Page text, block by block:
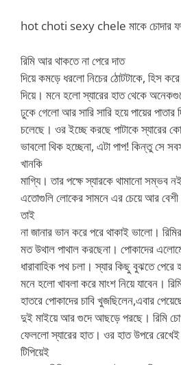
hot choti sexy chele মাকে চোদার
রিমি আর থাকতে না পেরে দাত
দিয়ে কমড়ে ধরলো নিচের ঠোটটাকে, হিস
দিয়ে। মনে হলো স্যারের হাত থেকে
ঢুকে গেলো আর সারি সারি হয়ে পায়ের
চলেছে। ওর ইচ্ছে করছে পাটাকে স্যারের
ভাবলো থিক হচ্ছেনা, এটা পাপ! কিন্তু সে
খানকি
মাগ্যি। তার পক্ষে স্যারকে থামানো সম্ভব
এতোগুলি লোকের সামনে এর চেয়ে আর
তাই
না জানার ভান করে পরে থাকাই ভালো।
মত উথাল পাথাল করছেনা। পোকাদের
ধারাবাহিক পথ চলা। স্যার কিছু বুঝতে পেরে
মনে হলো খাবলা করে মাংশ নিয়ে যাবেন।
হাতরে পোকাদের চাবি খুজছিলেন,এবার
দুই মাইয়ে আর গুদে আছড়ে পরছে। রিমি
ফেললো স্যারের হাত। ওর হাত উপরে
টিপিয়েই